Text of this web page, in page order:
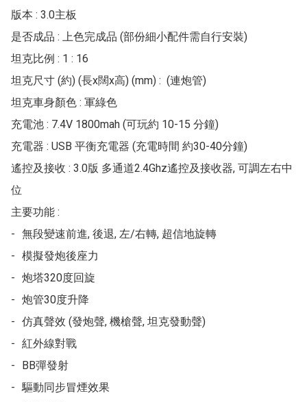
版本 : 3.0主板
是否成品 : 上色完成品 (部份細小配件需自行安裝)
坦克比例 : 1 : 16
坦克尺寸 (約) (長x闊x高) (mm) :  (連炮管)
坦克車身顏色 : 軍綠色
充電池 : 7.4V 1800mah (可玩約 10-15 分鐘)
充電器 : USB 平衡充電器 (充電時間 約30-40分鐘)
遙控及接收 : 3.0版 多通道2.4Ghz遙控及接收器, 可調左右中
位
主要功能 :
-	無段變速前進, 後退, 左/右轉, 超信地旋轉
-	模擬發炮後座力
-	炮塔320度回旋
-	炮管30度升降
-	仿真聲效 (發炮聲, 機槍聲, 坦克發動聲)
-	紅外線對戰
-	BB彈發射
-	驅動同步冒煙效果